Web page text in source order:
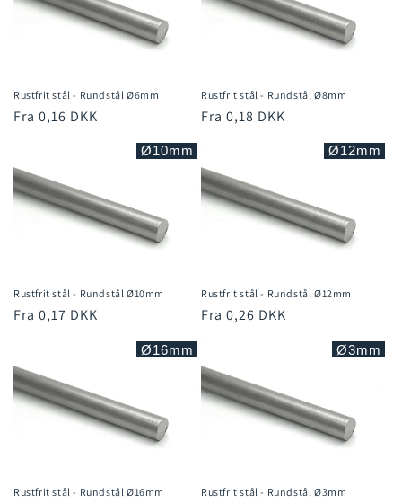
Rustfrit stål - Rundstål Ø6mm
Normalpris
Fra 0,16 DKK
Rustfrit stål - Rundstål Ø8mm
Normalpris
Fra 0,18 DKK
Rustfrit stål - Rundstål Ø10mm
Normalpris
Fra 0,17 DKK
Ø10mm
Rustfrit stål - Rundstål Ø12mm
Normalpris
Fra 0,26 DKK
Ø12mm
Rustfrit stål - Rundstål Ø16mm
Ø16mm
Rustfrit stål - Rundstål Ø3mm
Ø3mm